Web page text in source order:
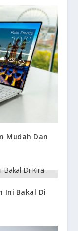
Mudah Dan
Ini Bakal Di